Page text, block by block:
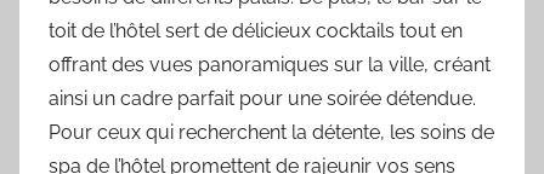
toit de l’hôtel sert de délicieux cocktails tout en
offrant des vues panoramiques sur la ville, créant
ainsi un cadre parfait pour une soirée détendue.
Pour ceux qui recherchent la détente, les soins de
spa de l’hôtel promettent de rajeunir vos sens